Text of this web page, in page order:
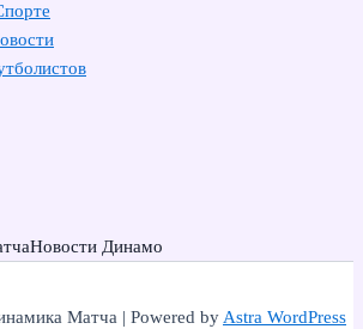
Новости Динамо
Матча | Powered byAstra WordPress